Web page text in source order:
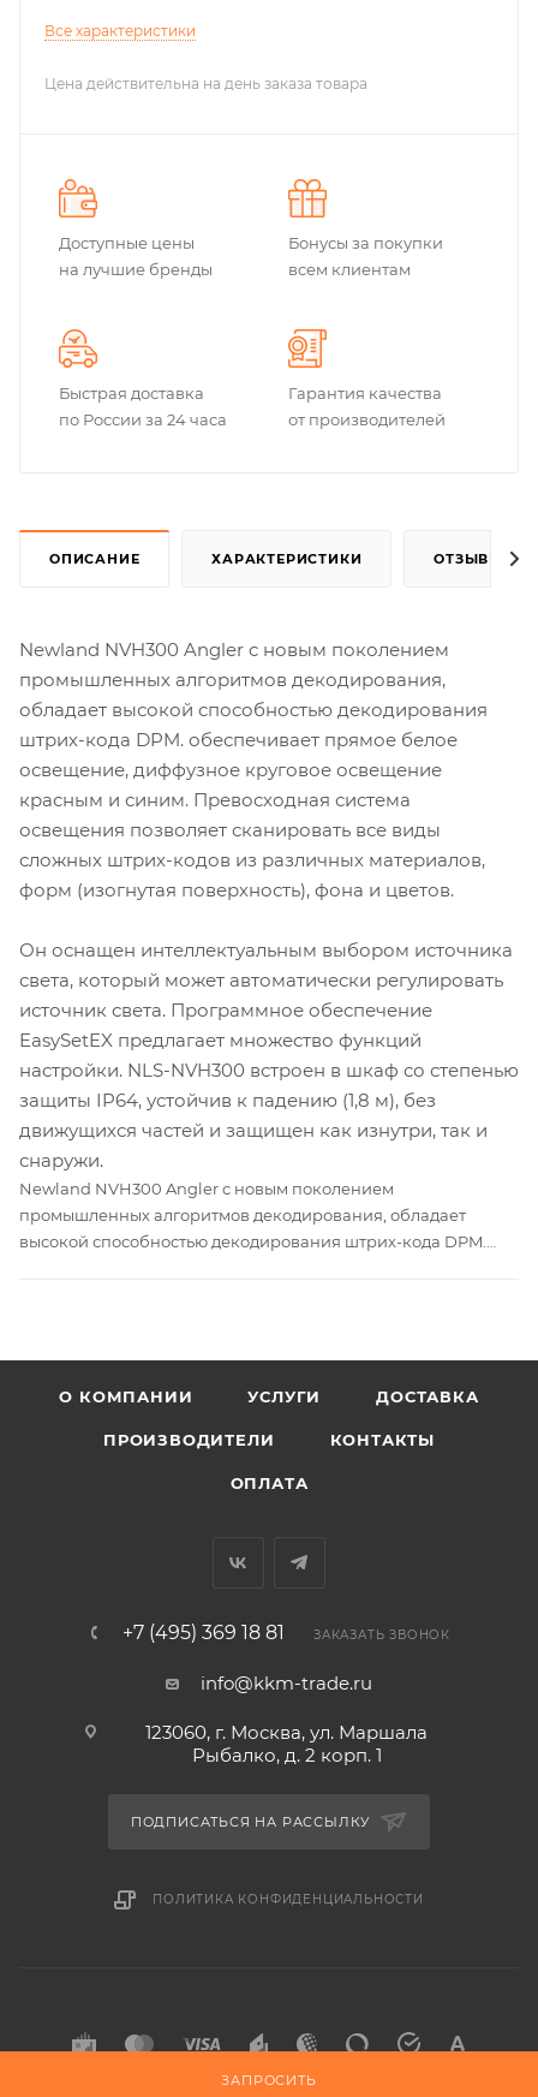
ЗАПРОСИТЬ
Все характеристики
Цена действительна на день заказа товара
Доступные цены
на лучшие бренды
Бонусы за покупки
всем клиентам
Быстрая доставка
по России за 24 часа
Гарантия качества
от производителей
ОПИСАНИЕ ХАРАКТЕРИСТИКИ ОТЗЫВЫ
Newland NVH300 Angler с новым поколением
промышленных алгоритмов декодирования,
обладает высокой способностью декодирования
штрих-кода DPM. обеспечивает прямое белое
освещение, диффузное круговое освещение
красным и синим. Превосходная система
освещения позволяет сканировать все виды
сложных штрих-кодов из различных материалов,
форм (изогнутая поверхность), фона и цветов.
Он оснащен интеллектуальным выбором источника
света, который может автоматически регулировать
источник света. Программное обеспечение
EasySetEX предлагает множество функций
настройки. NLS-NVH300 встроен в шкаф со степенью
защиты IP64, устойчив к падению (1,8 м), без
движущихся частей и защищен как изнутри, так и
снаружи.
Newland NVH300 Angler с новым поколением
промышленных алгоритмов декодирования, обладает
высокой способностью декодирования штрих-кода DPM.
который может автоматически регулировать источник света.
Программное обеспечение EasySetEX предлагает
без движущихся частей и защищен как изнутри, так и
О КОМПАНИИ УСЛУГИ ДОСТАВКА
ПРОИЗВОДИТЕЛИ КОНТАКТЫ
ОПЛАТА
+7 (495) 369 18 81 ЗАКАЗАТЬ ЗВОНОК
info@kkm-trade.ru
123060, г. Москва, ул. Маршала
Рыбалко, д. 2 корп. 1
ПОДПИСАТЬСЯ НА РАССЫЛКУ
ПОЛИТИКА КОНФИДЕНЦИАЛЬНОСТИ
2015-2026 © KKM-TRADE